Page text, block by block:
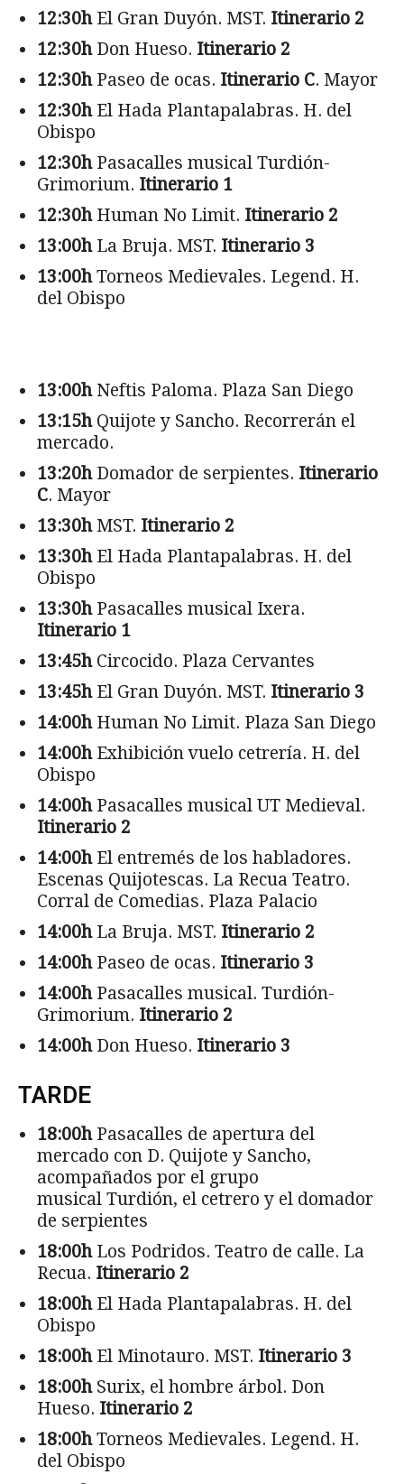
12:30hEl Gran Duyón. MST. Itinerario 2
12:30hDon Hueso. Itinerario 2
12:30hPaseo de ocas. Itinerario C. Mayor
12:30hEl Hada Plantapalabras. H. del
Obispo
12:30hPasacalles musical Turdión-
Grimorium. Itinerario 1
12:30hHuman No Limit. Itinerario 2
13:00hLa Bruja. MST. Itinerario 3
13:00hTorneos Medievales. Legend. H.
del Obispo
13:00hNeftis Paloma. Plaza San Diego
13:15hQuijote y Sancho. Recorrerán el
mercado.
13:20hDomador de serpientes. Itinerario
C. Mayor
13:30hMST. Itinerario 2
13:30hEl Hada Plantapalabras. H. del
Obispo
13:30hPasacalles musical Ixera.
Itinerario 1
13:45hCircocido. Plaza Cervantes
13:45hEl Gran Duyón. MST. Itinerario 3
14:00hHuman No Limit. Plaza San Diego
14:00hExhibición vuelo cetrería. H. del
Obispo
14:00hPasacalles musical UT Medieval.
Itinerario 2
14:00hEl entremés de los habladores.
Escenas Quijotescas. La Recua Teatro.
Corral de Comedias. Plaza Palacio
14:00hLa Bruja. MST. Itinerario 2
14:00hPaseo de ocas. Itinerario 3
14:00hPasacalles musical. Turdión-
Grimorium. Itinerario 2
14:00hDon Hueso. Itinerario 3
TARDE
18:00hPasacalles de apertura del
mercado con D. Quijote y Sancho,
acompañados por el grupo
musical Turdión, el cetrero y el domador
de serpientes
18:00hLos Podridos. Teatro de calle. La
Recua. Itinerario 2
18:00hEl Hada Plantapalabras. H. del
Obispo
18:00hEl Minotauro. MST. Itinerario 3
18:00hSurix, el hombre árbol. Don
Hueso. Itinerario 2
18:00hTorneos Medievales. Legend. H.
del Obispo